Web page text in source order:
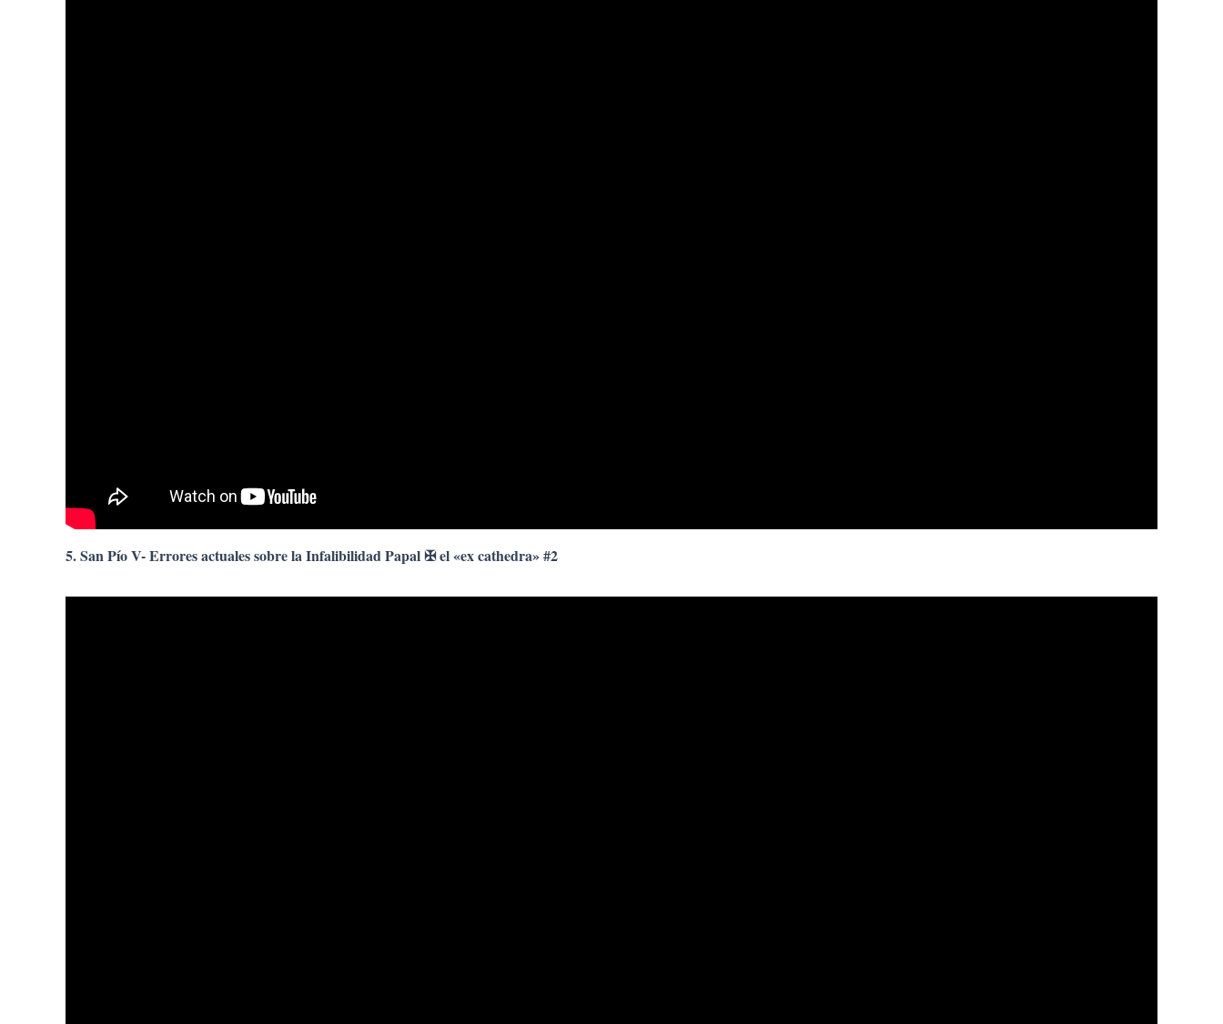
5. San Pío V- Errores actuales sobre la Infalibilidad Papal ✠ el «ex cathedra» #2